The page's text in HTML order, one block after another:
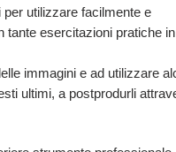
utilizzare facilmente e
tante esercitazioni pratiche in
immagini e ad utilizzare
ultimi, a postprodurli